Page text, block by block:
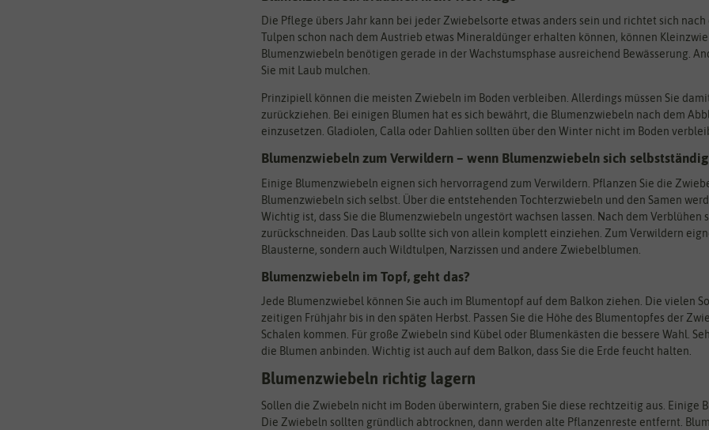
Die Pflege übers Jahr kann bei jeder Zwiebelsorte etwas anders sein und richtet sich
Tulpen schon nach dem Austrieb etwas Mineraldünger erhalten können, können
Blumenzwiebeln benötigen gerade in der Wachstumsphase ausreichend Bewässerung.
Sie mit Laub mulchen.
Prinzipiell können die meisten Zwiebeln im Boden verbleiben. Allerdings müssen Sie
zurückziehen. Bei einigen Blumen hat es sich bewährt, die Blumenzwiebeln nach dem
einzusetzen. Gladiolen, Calla oder Dahlien sollten über den Winter nicht im Boden
Blumenzwiebeln zum Verwildern – wenn Blumenzwiebeln sich
Einige Blumenzwiebeln eignen sich hervorragend zum Verwildern. Pflanzen Sie die
Blumenzwiebeln sich selbst. Über die entstehenden Tochterzwiebeln und den Samen
Wichtig ist, dass Sie die Blumenzwiebeln ungestört wachsen lassen. Nach dem
zurückschneiden. Das Laub sollte sich von allein komplett einziehen. Zum Verwildern
Blausterne, sondern auch Wildtulpen, Narzissen und andere Zwiebelblumen.
Blumenzwiebeln im Topf, geht das?
Jede Blumenzwiebel können Sie auch im Blumentopf auf dem Balkon ziehen. Die vielen
zeitigen Frühjahr bis in den späten Herbst. Passen Sie die Höhe des Blumentopfes der
Schalen kommen. Für große Zwiebeln sind Kübel oder Blumenkästen die bessere Wahl.
die Blumen anbinden. Wichtig ist auch auf dem Balkon, dass Sie die Erde feucht halten.
Blumenzwiebeln richtig lagern
Sollen die Zwiebeln nicht im Boden überwintern, graben Sie diese rechtzeitig aus. Einige
Die Zwiebeln sollten gründlich abtrocknen, dann werden alte Pflanzenreste entfernt.